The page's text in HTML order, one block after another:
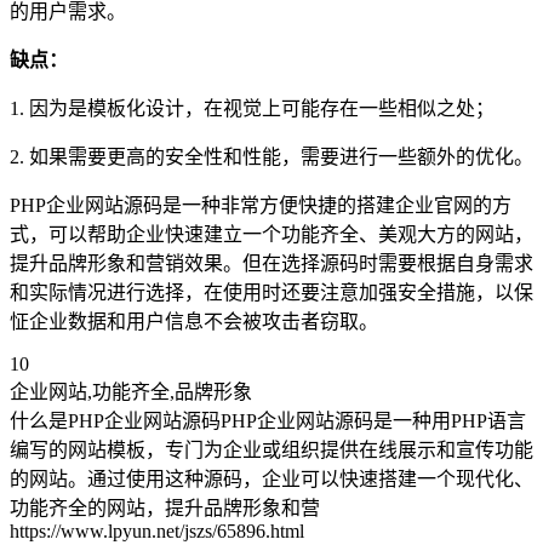
的用户需求。
缺点：
1. 因为是模板化设计，在视觉上可能存在一些相似之处；
2. 如果需要更高的安全性和性能，需要进行一些额外的优化。
PHP企业网站源码是一种非常方便快捷的搭建企业官网的方
式，可以帮助企业快速建立一个功能齐全、美观大方的网站，
提升品牌形象和营销效果。但在选择源码时需要根据自身需求
和实际情况进行选择，在使用时还要注意加强安全措施，以保
怔企业数据和用户信息不会被攻击者窃取。
10
企业网站,功能齐全,品牌形象
什么是PHP企业网站源码PHP企业网站源码是一种用PHP语言
编写的网站模板，专门为企业或组织提供在线展示和宣传功能
的网站。通过使用这种源码，企业可以快速搭建一个现代化、
功能齐全的网站，提升品牌形象和营
https://www.lpyun.net/jszs/65896.html